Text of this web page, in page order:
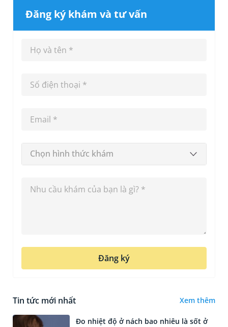
Đăng ký khám và tư vấn
Chọn hình thức khám
Đăng ký
Tin tức mới nhất Xem thêm
Đo nhiệt độ ở nách bao nhiêu là sốt ở